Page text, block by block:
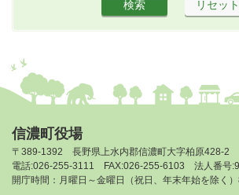
信濃町役場
〒389-1392 長野県上水内郡信濃町大字柏原428-2
電話:026-255-3111 FAX:026-255-6103 法人番号
開庁時間：月曜日～金曜日（祝日、年末年始を除く